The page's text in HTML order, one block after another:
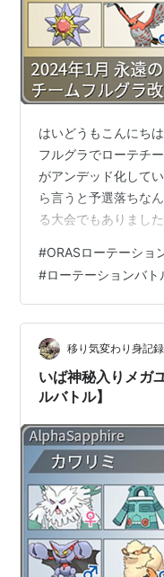
はいどうもこんにち
フルグラでローテチ
がアンデッド化して
ら言うと予選落ちな
る大会でもありまし
をご参照ください。
今回の採用したパー
バンギラスナイト よ
なおこし ストーンエ
のまい ＜メモ＞ 最速
#ORASローテーショ
#ローテーションバト
移り気変わり身記録
いば神秘入りメガ
ルバトル】